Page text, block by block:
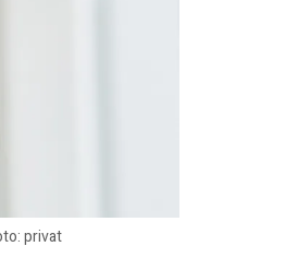
privat